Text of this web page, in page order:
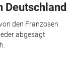
Deutschland
den Franzosen
abgesagt